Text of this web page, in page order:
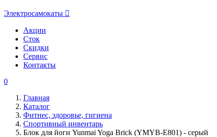
Электросамокаты
Акции
Сток
Скидки
Сервис
Контакты
0
Главная
Каталог
Фитнес, здоровье, гигиена
Спортивный инвентарь
Блок для йоги Yunmai Yoga Brick (YMYB-E801) - серый